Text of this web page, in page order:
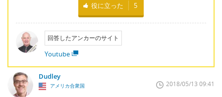
役に立った 5
回答したアンカーのサイト
Youtube
Dudley
アメリカ合衆国 2018/05/13 09:41